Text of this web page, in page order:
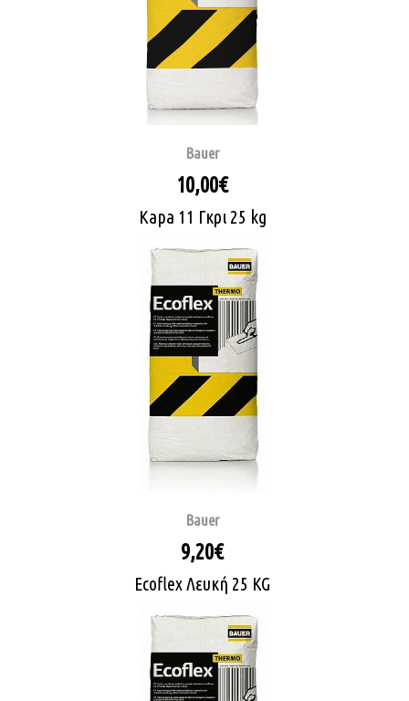
Bauer
10,00€
Kapa 11 Γκρι 25 kg
Bauer
9,20€
Ecoflex Λευκή 25 KG